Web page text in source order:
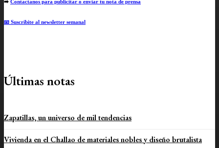
➡️ Contactanos para publicitar o enviar tu nota de prensa
📧 Suscribite al newsletter semanal
Últimas notas
Zapatillas, un universo de mil tendencias
Vivienda en el Challao de materiales nobles y diseño brutalista